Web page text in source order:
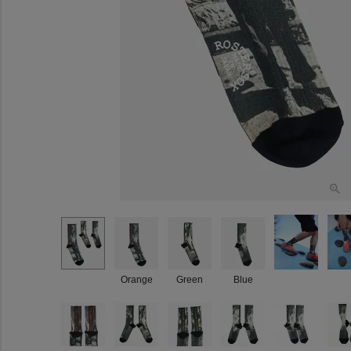
Orange Green Blue